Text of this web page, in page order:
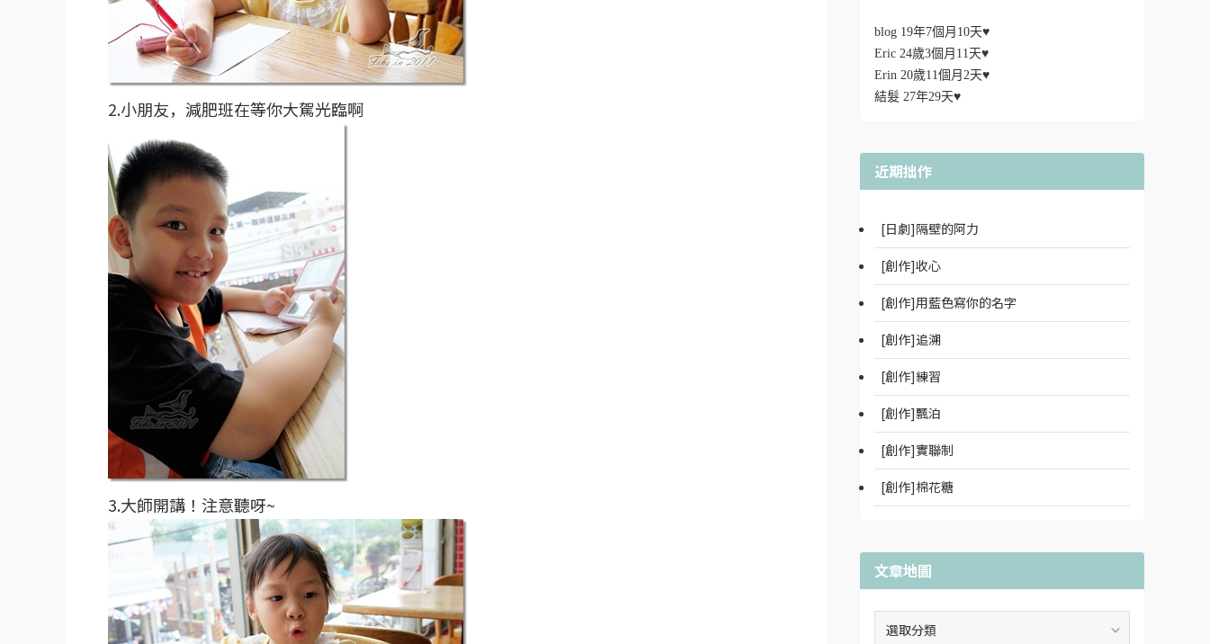
2.小朋友，減肥班在等你大駕光臨啊
3.大師開講！注意聽呀~
blog 19年7個月10天♥
Eric 24歲3個月11天♥
Erin 20歲11個月2天♥
結髮 27年29天♥
近期拙作
[日劇]隔壁的阿力
[創作]收心
[創作]用藍色寫你的名字
[創作]追溯
[創作]練習
[創作]飄泊
[創作]實聯制
[創作]棉花糖
文章地圖